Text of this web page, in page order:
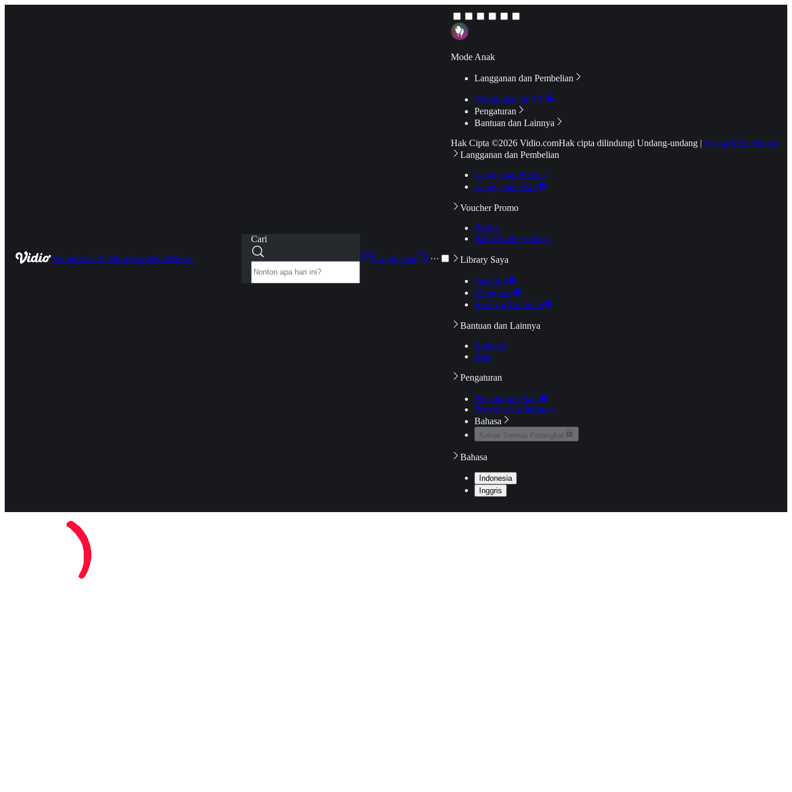
HomeLiveTV ShowSportsKidsNews
Cari
Langganan
···
Mode Anak
Langganan dan Pembelian
Hubungkan ke TV
Pengaturan
Bantuan dan Lainnya
Hak Cipta ©2026 Vidio.comHak cipta dilindungi Undang-undang | Syarat & Ketentuan
Langganan dan Pembelian
Langganan Premier
Langganan Aktif
Voucher Promo
Promo
Pakai Kode Voucher
Library Saya
Daftarku
Mengikuti
Riwayat Tontonan
Bantuan dan Lainnya
Bantuan
Blog
Pengaturan
Pengaturan Akun
Pemeriksaan Jaringan
Bahasa
Keluar Semua Perangkat
Bahasa
Indonesia
Inggris